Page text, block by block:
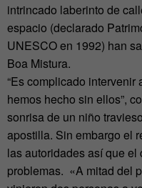
intrincado laberinto de
espacio (declarado
UNESCO en 1992) han
Boa Mistura.
“Es complicado intervenir
hemos hecho sin ellos”,
sonrisa de un niño
apostilla. Sin embargo el
las autoridades así que
problemas. «A mitad del